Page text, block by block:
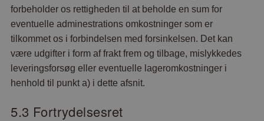
forbeholder os rettigheden til at beholde en sum for
eventuelle adminestrations omkostninger som er
tilkommet os i forbindelsen med forsinkelsen. Det kan
være udgifter i form af frakt frem og tilbage, mislykkedes
leveringsforsøg eller eventuelle lageromkostninger i
henhold til punkt a) i dette afsnit.
5.3 Fortrydelsesret